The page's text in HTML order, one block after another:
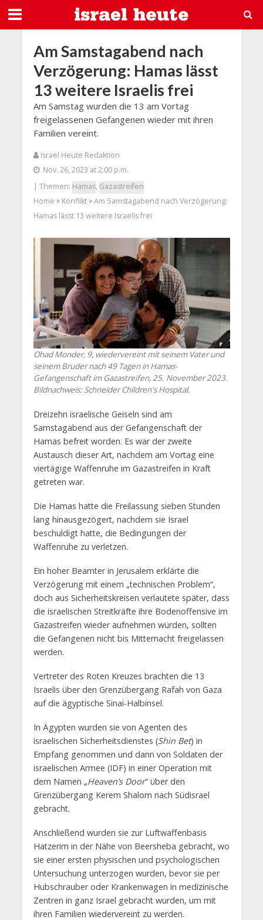
Am Samstagabend nach
Verzögerung: Hamas lässt
13 weitere Israelis frei
Am Samstag wurden die 13 am Vortag
freigelassenen Gefangenen wieder mit ihren
Familien vereint.
Israel Heute Redaktion
Nov. 26, 2023 at 2:00 p.m.
| Themen: Hamas, Gazastreifen
Home > Konflikt> Am Samstagabend nach Verzögerung:
Hamas lässt 13 weitere Israelis frei
Ohad Monder, 9, wiedervereint mit seinem Vater und
seinem Bruder nach 49 Tagen in Hamas-
Gefangenschaft im Gazastreifen, 25. November 2023.
Bildnachweis: Schneider Children's Hospital.
Dreizehn israelische Geiseln sind am
Samstagabend aus der Gefangenschaft der
Hamas befreit worden. Es war der zweite
Austausch dieser Art, nachdem am Vortag eine
viertägige Waffenruhe im Gazastreifen in Kraft
getreten war.
Die Hamas hatte die Freilassung sieben Stunden
lang hinausgezögert, nachdem sie Israel
beschuldigt hatte, die Bedingungen der
Waffenruhe zu verletzen.
Ein hoher Beamter in Jerusalem erklärte die
Verzögerung mit einem „technischen Problem“,
doch aus Sicherheitskreisen verlautete später, dass
die israelischen Streitkräfte ihre Bodenoffensive im
Gazastreifen wieder aufnehmen würden, sollten
die Gefangenen nicht bis Mitternacht freigelassen
werden.
Vertreter des Roten Kreuzes brachten die 13
Israelis über den Grenzübergang Rafah von Gaza
auf die ägyptische Sinai-Halbinsel.
In Ägypten wurden sie von Agenten des
israelischen Sicherheitsdienstes (Shin Bet) in
Empfang genommen und dann von Soldaten der
israelischen Armee (IDF) in einer Operation mit
dem Namen „Heaven’s Door“ über den
Grenzübergang Kerem Shalom nach Südisrael
gebracht.
Anschließend wurden sie zur Luftwaffenbasis
Hatzerim in der Nähe von Beersheba gebracht, wo
sie einer ersten physischen und psychologischen
Untersuchung unterzogen wurden, bevor sie per
Hubschrauber oder Krankenwagen in medizinische
Zentren in ganz Israel gebracht wurden, um mit
ihren Familien wiedervereint zu werden.